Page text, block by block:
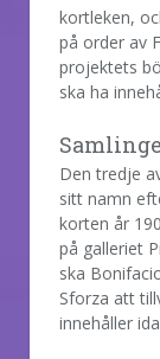
kortleken,
på order av
projektets
ska ha
Den tredje
sitt namn
korten år
på galleriet
ska
Sforza att
innehåller